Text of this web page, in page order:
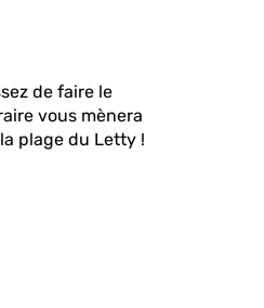
de faire le
vous mènera
plage du Letty !